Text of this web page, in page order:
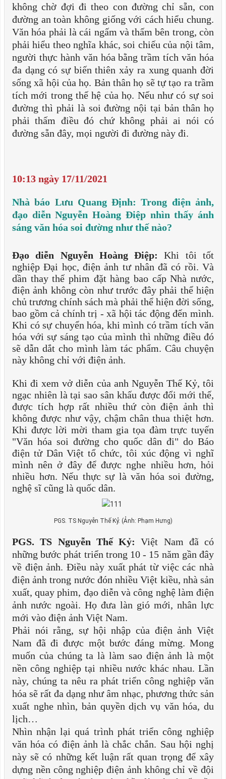
không chờ đợi đi theo con đường chỉ sẵn, con
đường an toàn không giống với cách hiểu chung.
Văn hóa phải là cái ngấm và thấm bên trong, còn
phải hiểu theo nghĩa khác, soi chiếu của nội tâm,
người thực hành văn hóa bằng trầm tích văn hóa
đa dạng có sự biến thiên xảy ra xung quanh đời
sống xã hội của họ. Bản thân họ sẽ tự tạo ra trầm
tích mới trong thế hệ của họ. Nếu như có sự soi
đường thì phải là soi đường nội tại bản thân họ
phải thấm điều đó chứ không phải ai nói có
đường sẵn đây, mọi người đi đường này đi.
10:13 ngày 17/11/2021
Nhà báo Lưu Quang Định: Trong điện ảnh,
đạo diễn Nguyễn Hoàng Điệp nhìn thấy ánh
sáng văn hóa soi đường như thế nào?
Đạo diễn Nguyễn Hoàng Điệp:Khi tôi tốt
nghiệp Đại học, điện ảnh tư nhân đã có rồi. Và
dần thay thế phim đặt hàng bao cấp Nhà nước,
điện ảnh không còn như trước đây phải thể hiện
chủ trương chính sách mà phải thể hiện đời sống,
bao gồm cả chính trị - xã hội tác động đến mình.
Khi có sự chuyển hóa, khi mình có trầm tích văn
hóa với sự sáng tạo của mình thì những điều đó
sẽ dẫn dắt cho mình làm tác phẩm. Câu chuyện
này không chỉ với điện ảnh.
Khi đi xem vở diễn của anh Nguyễn Thế Kỷ, tôi
ngạc nhiên là tại sao sân khấu được đổi mới thế,
được tích hợp rất nhiều thứ còn điện ảnh thì
không được như vậy, chậm chân thua thiệt hơn.
Khi được lời mời tham gia tọa đàm trực tuyến
"Văn hóa soi đường cho quốc dân đi" do Báo
điện tử Dân Việt tổ chức, tôi xúc động vì nghĩ
mình nên ở đây để được nghe nhiều hơn, hỏi
nhiều hơn. Nếu thực sự là văn hóa soi đường,
nghệ sĩ cũng là quốc dân.
PGS. TS Nguyễn Thế Kỷ. (Ảnh: Phạm Hưng)
PGS. TS Nguyễn Thế Kỷ:Việt Nam đã có
những bước phát triển trong 10 - 15 năm gần đây
về điện ảnh. Điều này xuất phát từ việc các nhà
điện ảnh trong nước đón nhiều Việt kiều, nhà sản
xuất, quay phim, đạo diễn và công nghệ làm điện
ảnh nước ngoài. Họ đưa làn gió mới, nhân lực
mới vào điện ảnh Việt Nam.
Phải nói rằng, sự hội nhập của điện ảnh Việt
Nam đã đi được một bước đáng mừng. Mong
muốn của chúng ta là làm sao điện ảnh là một
nền công nghiệp tại nhiều nước khác nhau. Lần
này, chúng ta nêu ra phát triển công nghiệp văn
hóa sẽ rất đa dạng như âm nhạc, phương thức sản
xuất nghe nhìn, bản quyền dịch vụ văn hóa, du
lịch…
Nhìn nhận lại quá trình phát triển công nghiệp
văn hóa có điện ảnh là chắc chắn. Sau hội nghị
này sẽ có những kết luận rất quan trọng để xây
dựng nền công nghiệp điện ảnh không chỉ về đội